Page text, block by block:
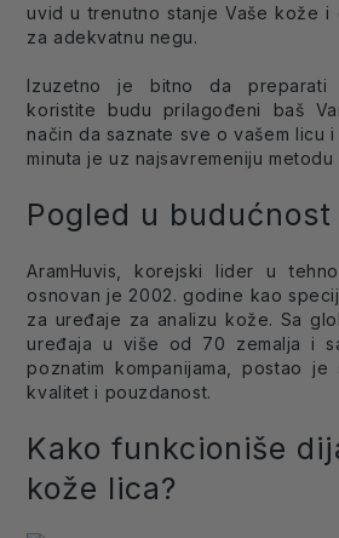
uvid u trenutno stanje Vaše kože i
za adekvatnu negu.
Izuzetno je bitno da preparati
koristite budu prilagođeni baš
način da saznate sve o vašem licu
minuta je uz najsavremeniju
Pogled u
AramHuvis, korejski lider u
osnovan je 2002. godine kao
za uređaje za analizu kože. Sa
uređaja u više od 70 zemalja i
poznatim kompanijama, postao je
kvalitet i pouzdanost.
Kako funkcioniše
kože lica?